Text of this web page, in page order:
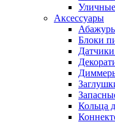
Аксессуары
Блоки
Кольца